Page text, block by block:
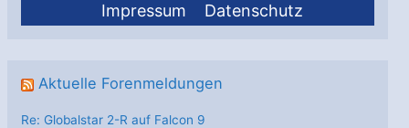
Impressum Datenschutz
Aktuelle Forenmeldungen
Re: Globalstar 2-R auf Falcon 9